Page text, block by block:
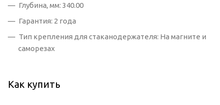
Глубина, мм: 340.00
Гарантия: 2 года
Тип крепления для стаканодержателя: На магните и
саморезах
Как купить